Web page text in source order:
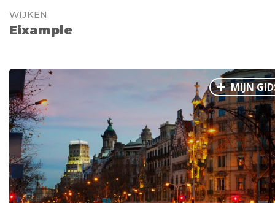
WIJKEN
Eixample
MIJN